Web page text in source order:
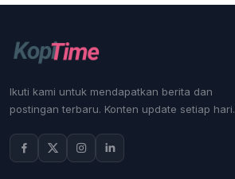
Ikuti kami untuk mendapatkan berita dan
postingan terbaru. Konten update setiap hari.